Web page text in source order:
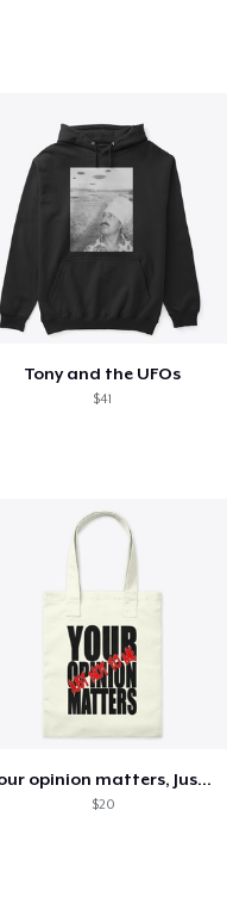
Tony and the UFOs
$41
Your opinion matters, Just not to me!
$20